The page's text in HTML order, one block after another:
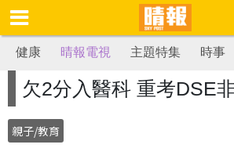
健康 晴報電視 主題特集 時事
欠2分入醫科 重考DSE
親子/教育